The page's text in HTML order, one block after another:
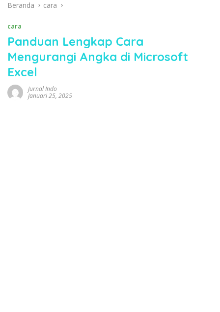
Beranda cara
cara
Panduan Lengkap Cara
Mengurangi Angka di Microsoft
Excel
Jurnal Indo
Januari 25, 2025